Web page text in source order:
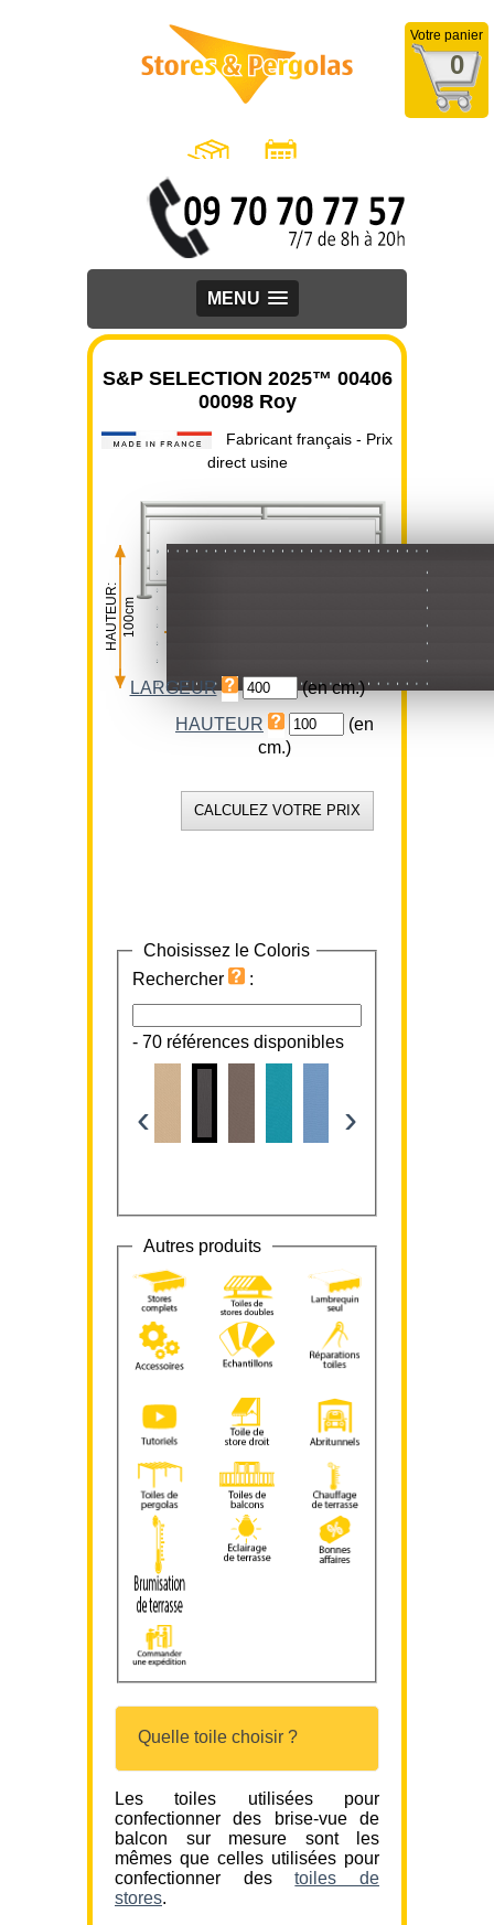
Votre panier
0
MENU
S&P SELECTION 2025™ 00406
00098 Roy
Fabricant français - Prix
direct usine
HAUTEUR:100cm
LARGEUR:
400cm
LARGEUR
(en cm.)
HAUTEUR
(en
cm.)
Choisissez le Coloris
Rechercher
:
- 70 références disponibles
‹ ›
Autres produits
Quelle toile choisir ?
Les toiles utilisées pour
confectionner des brise-vue de
balcon sur mesure sont les
mêmes que celles utilisées pour
confectionner destoiles de
stores.